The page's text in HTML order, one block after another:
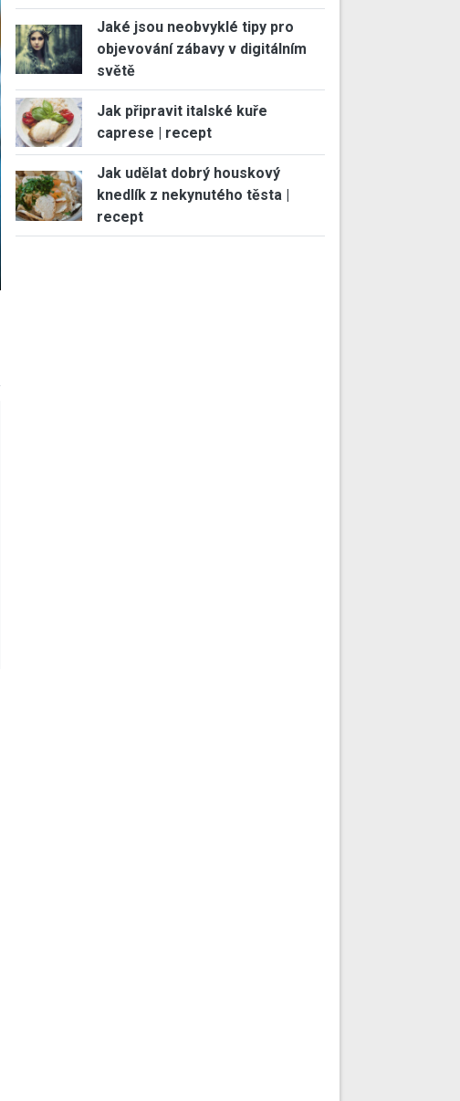
Jaké jsou neobvyklé tipy pro
objevování zábavy v digitálním
světě
Jak připravit italské kuře
caprese | recept
Jak udělat dobrý houskový
knedlík z nekynutého těsta |
recept